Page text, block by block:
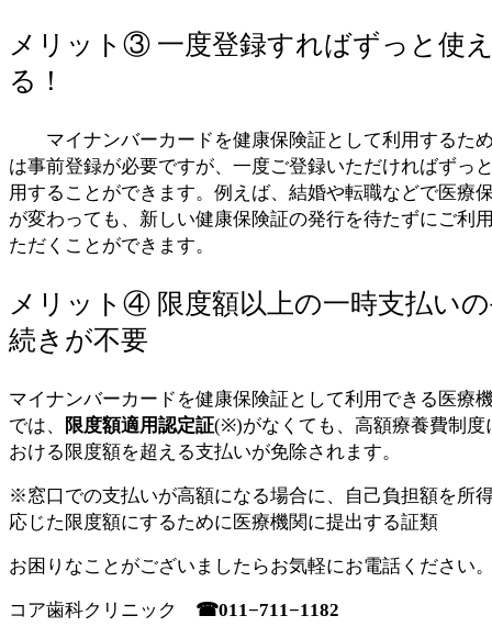
メリット③ 一度登録すればずっと使
る！
マイナンバーカードを健康保険証として利用するた
は事前登録が必要ですが、一度ご登録いただければずっ
用することができます。例えば、結婚や転職などで医療
が変わっても、新しい健康保険証の発行を待たずにご利
ただくことができます。
メリット④ 限度額以上の一時支払い
続きが不要
マイナンバーカードを健康保険証として利用できる医療
では、
限度額適用認定証(※)がなくても、高額療養費制度
おける限度額を超える支払いが免除されます。
※窓口での支払いが高額になる場合に、自己負担額を所
応じた限度額にするために医療機関に提出する証類
お困りなことがございましたらお気軽にお電話ください
コア歯科クリニック ☎︎011−711−1182